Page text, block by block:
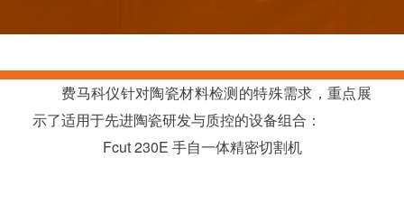
费马科仪针对陶瓷材料检测的特殊需求，重点展
示了适用于先进陶瓷研发与质控的设备组合：
Fcut 230E 手自一体精密切割机